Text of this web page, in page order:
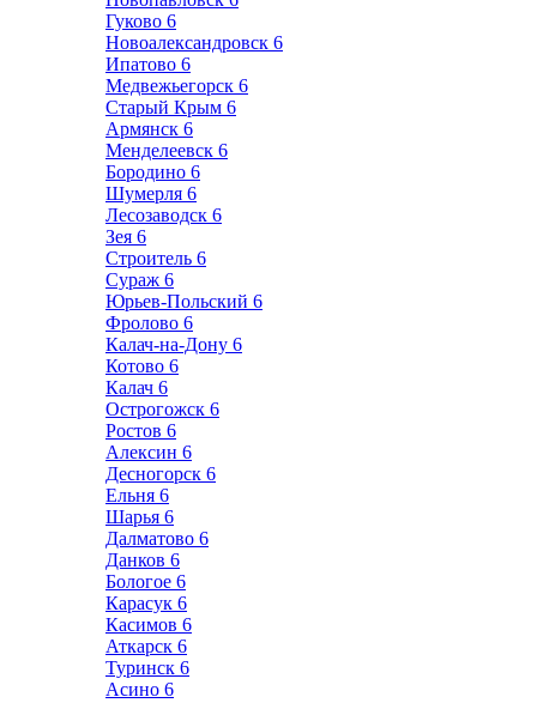
Гуково 6
Новоалександровск 6
Ипатово 6
Медвежьегорск 6
Старый Крым 6
Армянск 6
Менделеевск 6
Бородино 6
Шумерля 6
Лесозаводск 6
Зея 6
Строитель 6
Сураж 6
Юрьев-Польский 6
Фролово 6
Калач-на-Дону 6
Котово 6
Калач 6
Острогожск 6
Ростов 6
Алексин 6
Десногорск 6
Ельня 6
Шарья 6
Далматово 6
Данков 6
Бологое 6
Карасук 6
Касимов 6
Аткарск 6
Туринск 6
Асино 6